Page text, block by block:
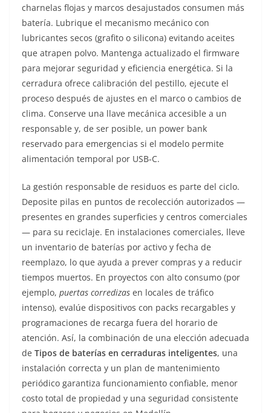
charnelas flojas y marcos desajustados consumen más
batería. Lubrique el mecanismo mecánico con
lubricantes secos (grafito o silicona) evitando aceites
que atrapen polvo. Mantenga actualizado el firmware
para mejorar seguridad y eficiencia energética. Si la
cerradura ofrece calibración del pestillo, ejecute el
proceso después de ajustes en el marco o cambios de
clima. Conserve una llave mecánica accesible a un
responsable y, de ser posible, un power bank
reservado para emergencias si el modelo permite
alimentación temporal por USB‑C.
La gestión responsable de residuos es parte del ciclo.
Deposite pilas en puntos de recolección autorizados —
presentes en grandes superficies y centros comerciales
— para su reciclaje. En instalaciones comerciales, lleve
un inventario de baterías por activo y fecha de
reemplazo, lo que ayuda a prever compras y a reducir
tiempos muertos. En proyectos con alto consumo (por
ejemplo, puertas corredizas en locales de tráfico
intenso), evalúe dispositivos con packs recargables y
programaciones de recarga fuera del horario de
atención. Así, la combinación de una elección adecuada
de Tipos de baterías en cerraduras inteligentes, una
instalación correcta y un plan de mantenimiento
periódico garantiza funcionamiento confiable, menor
costo total de propiedad y una seguridad consistente